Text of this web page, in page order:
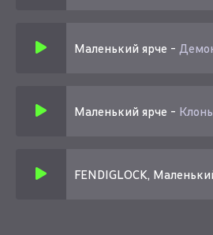
Маленький ярче -
Маленький ярче -
FENDIGLOCK,